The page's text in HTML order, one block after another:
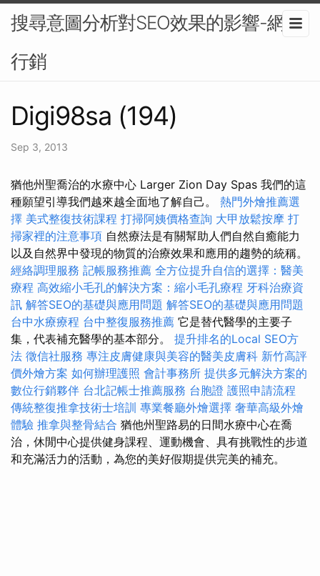
搜尋意圖分析對SEO效果的影響-網路
行銷
Digi98sa (194)
Sep 3, 2013
猶他州聖喬治的水療中心 Larger Zion Day Spas 我們的這
種願望引導我們越來越全面地了解自己。 熱門外燴推薦選
擇 美式整復技術課程 打掃阿姨價格查詢 大甲放鬆按摩 打
掃家裡的注意事項 自然療法是有關幫助人們自然自癒能力
以及自然界中發現的物質的治療效果和應用的趨勢的統稱。
經絡調理服務 記帳服務推薦 全方位提升自信的選擇：醫美
療程 高效縮小毛孔的解決方案：縮小毛孔療程 牙科治療資
訊 解答SEO的基礎與應用問題 解答SEO的基礎與應用問題
台中水療療程 台中整復服務推薦 它是替代醫學的主要子
集，代表補充醫學的基本部分。 提升排名的Local SEO方
法 徵信社服務 專注皮膚健康與美容的醫美皮膚科 新竹高評
價外燴方案 如何辦理護照 會計事務所 提供多元解決方案的
數位行銷夥伴 台北記帳士推薦服務 台胞證 護照申請流程
傳統整復推拿技術士培訓 專業餐廳外燴選擇 奢華高級外燴
體驗 推拿與整骨結合 猶他州聖路易的日間水療中心在喬
治，休閒中心提供健身課程、運動機會、具有挑戰性的步道
和充滿活力的活動，為您的美好假期提供完美的補充。